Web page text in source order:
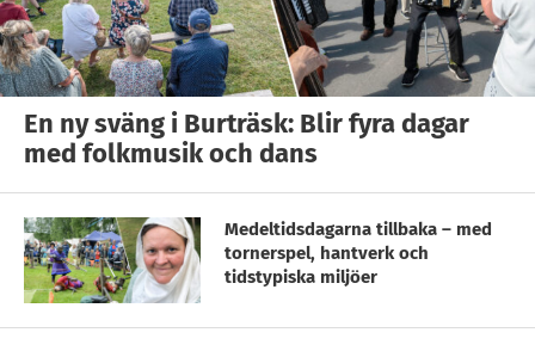
En ny sväng i Burträsk: Blir fyra dagar
med folkmusik och dans
Medeltidsdagarna tillbaka – med
tornerspel, hantverk och
tidstypiska miljöer